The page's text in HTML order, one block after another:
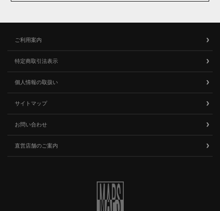
ご利用案内
特定商取引法表示
個人情報の取扱い
サイトマップ
お問い合わせ
直営店舗のご案内